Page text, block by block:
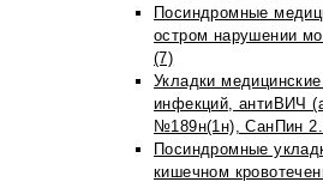
Посиндромные
остром нарушении
(7)
Укладки
инфекций, антиВИЧ
№189н(1н), СанПин
Посиндромные
кишечном